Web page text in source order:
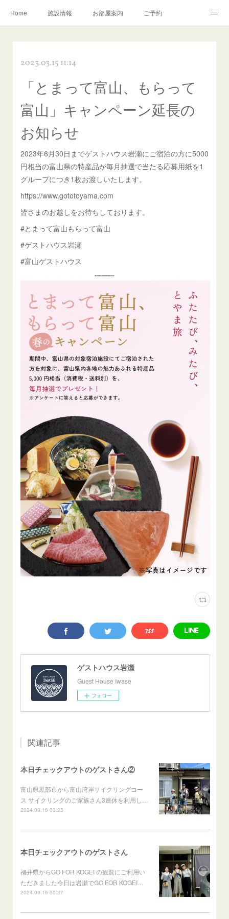
Home 施設情報 お部屋案内 ご予約
お問い合わせ／Q&A
2023.03.15 11:14
「とまって富山、もらって
富山」キャンペーン延長の
お知らせ
2023年6月30日までゲストハウス岩瀬にご宿泊の方に5000
円相当の富山県の特産品が毎月抽選で当たる応募用紙を1
グループにつき1枚お渡しいたします。
https://www.gototoyama.com
皆さまのお越しをお待ちしております。
#とまって富山もらって富山
#ゲストハウス岩瀬
#富山ゲストハウス
ゲストハウス岩瀬
Guest House Iwase
フォロー
関連記事
本日チェックアウトのゲストさん②
富山県黒部市から富山湾岸サイクリングコー
ス サイクリングのご家族さん3連休を利用し…
2024.09.16 03:25
本日チェックアウトのゲストさん
福井県からGO FOR KOGEI の観覧にご利用い
ただきました今日は岩瀬でGO FOR KOGEI…
2024.09.16 00:27